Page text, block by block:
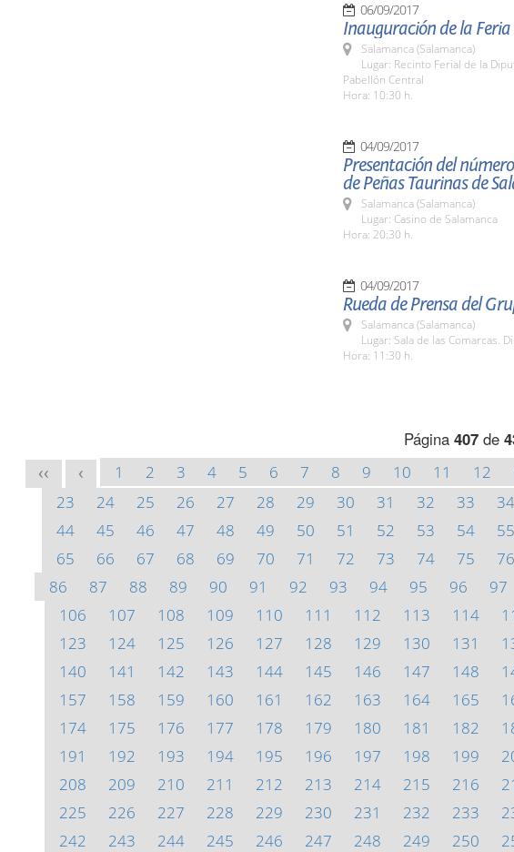
06/09/2017
Inauguración de la Feria
Salamanca (Salamanca)
Lugar: Recinto Ferial de la
Pabellón Central
Hora: 10:30 h.
04/09/2017
Presentación del
de Peñas Taurinas de
Salamanca (Salamanca)
Lugar: Casino de Salamanca
Hora: 20:30 h.
04/09/2017
Rueda de Prensa del
Salamanca (Salamanca)
Lugar: Sala de las Comarcas.
Hora: 11:30 h.
Página 407de
<< < 1 2 3 4 5 6 7 8 9 10 11 12
23
24 25 26 27 28 29 30 31 32 33 34
44
45 46 47 48 49 50 51 52 53 54 55
65
66 67 68 69 70 71 72 73 74 75 76
86
87 88 89 90 91 92 93 94 95 96 97
106
107 108 109 110 111 112 113 114
123
124 125 126 127 128 129 130 131
140
141 142 143 144 145 146 147 148
157
158 159 160 161 162 163 164 165
174
175 176 177 178 179 180 181 182
191
192 193 194 195 196 197 198 199
208
209 210 211 212 213 214 215 216
225
226 227 228 229 230 231 232 233
242
243 244 245 246 247 248 249 250